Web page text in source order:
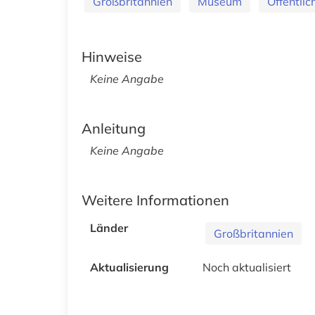
Hinweise
Keine Angabe
Anleitung
Keine Angabe
Weitere Informationen
Länder Großbritannien
Aktualisierung Noch aktualisiert